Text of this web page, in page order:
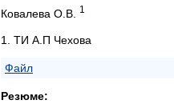
Ковалева О.В. 1
1. ТИ А.П Чехова
Файл
Резюме: